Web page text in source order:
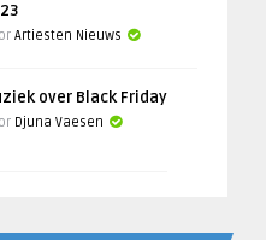
Artiesten Nieuws
over Black Friday
Djuna Vaesen